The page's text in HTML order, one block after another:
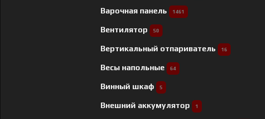
Варочная панель 1461
Вентилятор 50
Вертикальный отпариватель 16
Весы напольные 64
Винный шкаф 5
Внешний аккумулятор 1